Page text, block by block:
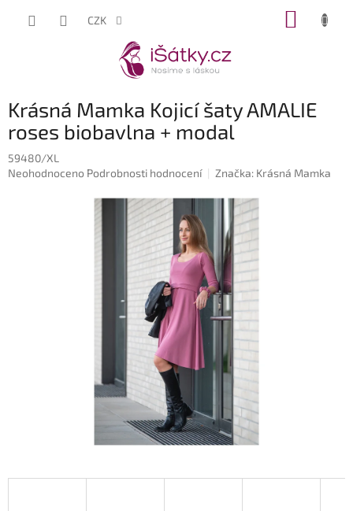
CZK
Krásná Mamka Kojicí šaty AMALIE
roses biobavlna + modal
59480/XL
Průměrné
Neohodnoceno Podrobnosti hodnocení Značka: Krásná Mamka